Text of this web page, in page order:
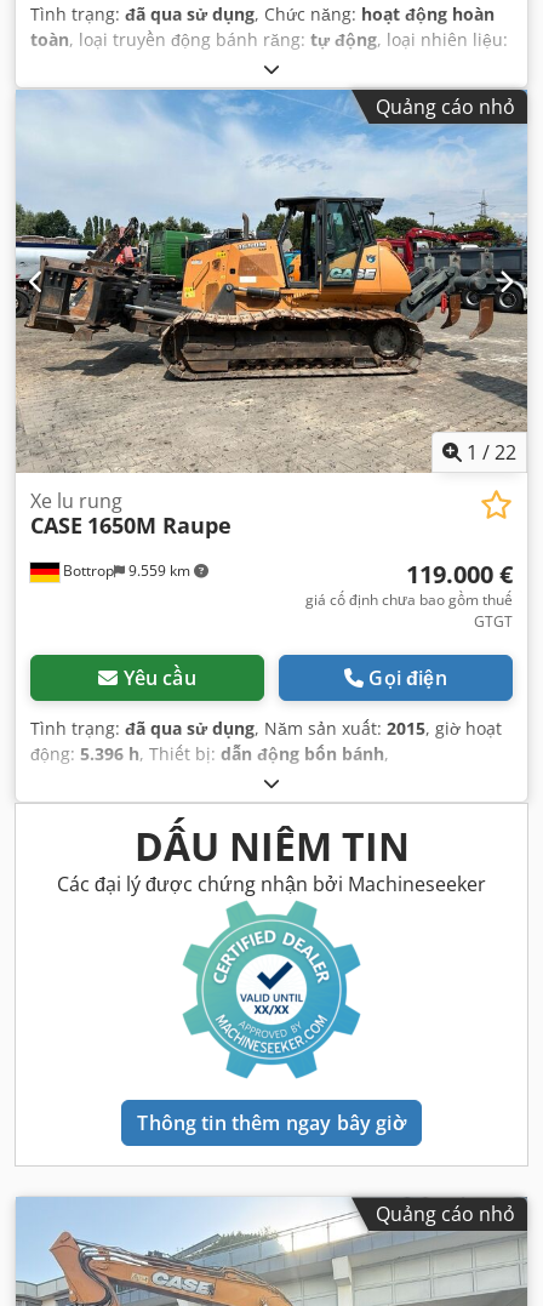
Tình trạng: đã qua sử dụng, Chức năng: hoạt động hoàn
toàn, loại truyền động bánh răng: tự động, loại nhiên liệu:
, trọng lượng vận hành:7.500 kg
đăng ký lần đầu:10/1977, Năm sản xuất:1977, Thiết bị:
Quảng cáo nhỏ
1 /22
Bottrop 9.559 km
Xe lu rung
CASE 1650M Raupe
119.000 €
giá cố định chưa bao gồm thuế
GTGT
Yêu cầu Gọi điện
Tình trạng: đã qua sử dụng, Năm sản xuất: 2015, giờ hoạt
động: 5.396 h, Thiết bị: dẫn động bốn bánh,
DẤU NIÊM TIN
Các đại lý được chứng nhận bởi Machineseeker
Thông tin thêm ngay bây giờ
Quảng cáo nhỏ